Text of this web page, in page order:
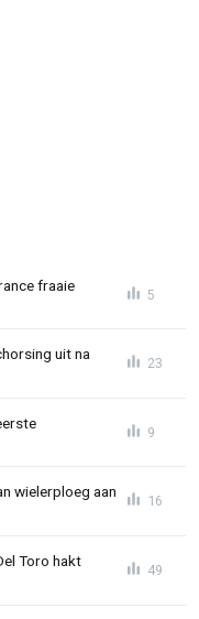
fraaie
5
uit na
23
9
wielerploeg aan
16
Toro hakt
49